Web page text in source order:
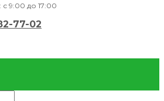
с 9:00 до 17:00
77-02